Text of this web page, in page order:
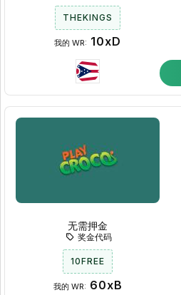
THEKINGS
我的 WR: 10xD
无需押金
奖金代码
10FREE
我的 WR: 60xB